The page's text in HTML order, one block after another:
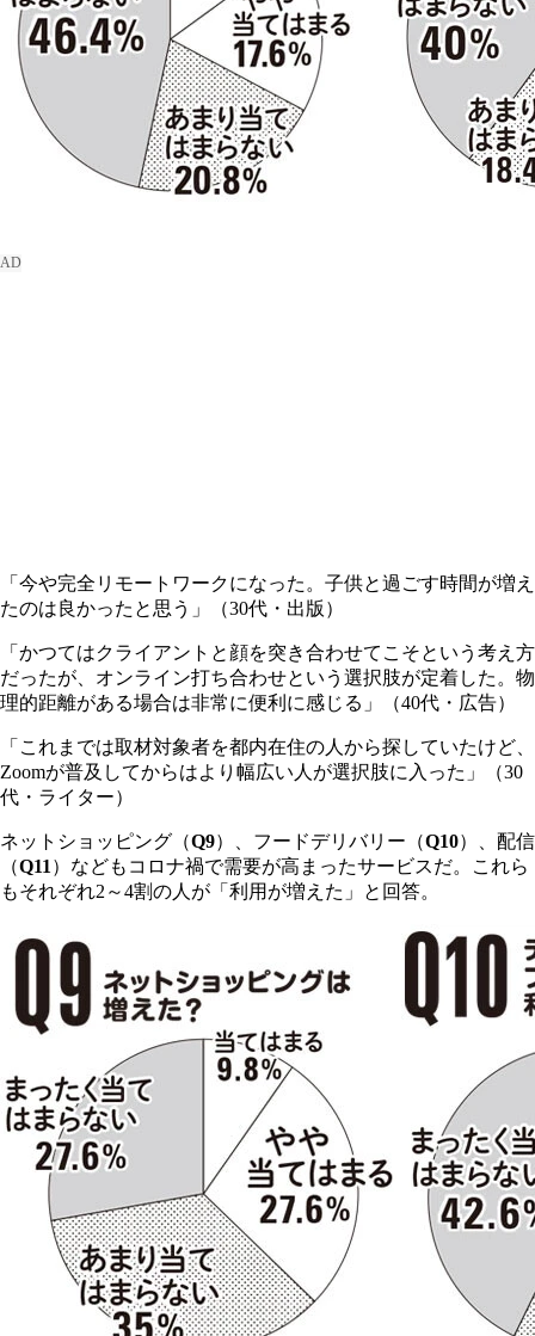
「今や完全リモートワークになった。子供と過ごす時間が増え
たのは良かったと思う」（30代・出版）
「かつてはクライアントと顔を突き合わせてこそという考え方
だったが、オンライン打ち合わせという選択肢が定着した。物
理的距離がある場合は非常に便利に感じる」（40代・広告）
「これまでは取材対象者を都内在住の人から探していたけど、
Zoomが普及してからはより幅広い人が選択肢に入った」（30
代・ライター）
ネットショッピング（Q9）、フードデリバリー（Q10）、配信
（Q11 ）などもコロナ禍で需要が高まったサービスだ。これら
もそれぞれ2～4割の人が「利用が増えた」と回答。